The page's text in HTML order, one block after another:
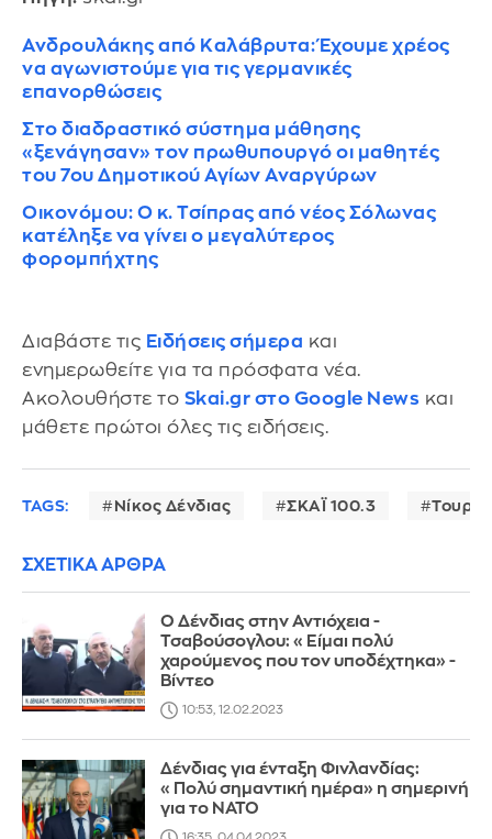
Ανδρουλάκης από Καλάβρυτα: Έχουμε χρέος
να αγωνιστούμε για τις γερμανικές
επανορθώσεις
Στο διαδραστικό σύστημα μάθησης
«ξενάγησαν» τον πρωθυπουργό οι μαθητές
του 7ου Δημοτικού Αγίων Αναργύρων
Οικονόμου: Ο κ. Τσίπρας από νέος Σόλωνας
κατέληξε να γίνει ο μεγαλύτερος
φορομπήχτης
Διαβάστε τις Ειδήσεις σήμερα και
ενημερωθείτε για τα πρόσφατα νέα.
Ακολουθήστε το Skai.gr στο Google News και
μάθετε πρώτοι όλες τις ειδήσεις.
TAGS: Νίκος Δένδιας ΣΚΑΪ 100.3
ΣΧΕΤΙΚΑ ΑΡΘΡΑ
Ο Δένδιας στην Αντιόχεια -
Τσαβούσογλου: «Είμαι πολύ
χαρούμενος που τον υποδέχτηκα» -
Βίντεο
10:53, 12.02.2023
Δένδιας για ένταξη Φινλανδίας:
«Πολύ σημαντική ημέρα» η σημερινή
για το ΝΑΤΟ